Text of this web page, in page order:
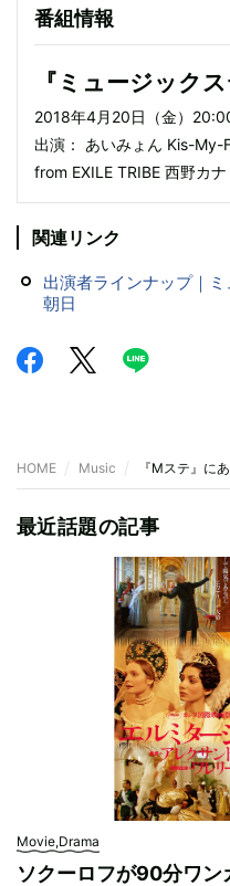
番組情報
『ミュージック
2018年4月20日（金）
出演： あいみょん Kis-My-
from EXILE TRIBE 西野カ
関連リンク
出演者ラインナップ｜
朝日
HOME Music 『Mステ』に
最近話題の記事
Movie,Drama
ソクーロフが90分ワン